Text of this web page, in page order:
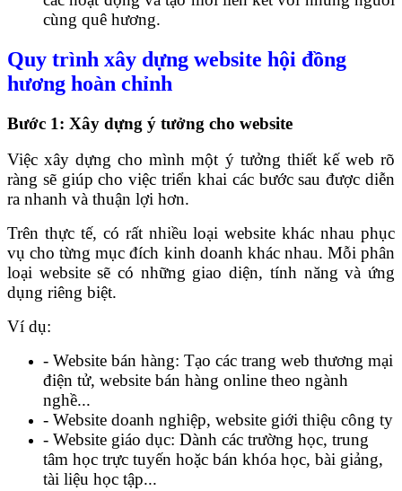
cùng quê hương.
Quy trình xây dựng website hội đồng
hương hoàn chỉnh
Bước 1: Xây dựng ý tưởng cho website
Việc xây dựng cho mình một ý tưởng thiết kế web rõ
ràng sẽ giúp cho việc triển khai các bước sau được diễn
ra nhanh và thuận lợi hơn.
Trên thực tế, có rất nhiều loại website khác nhau phục
vụ cho từng mục đích kinh doanh khác nhau. Mỗi phân
loại website sẽ có những giao diện, tính năng và ứng
dụng riêng biệt.
Ví dụ:
- Website bán hàng: Tạo các trang web thương mại
điện tử, website bán hàng online theo ngành
nghề...
- Website doanh nghiệp, website giới thiệu công ty
- Website giáo dục: Dành các trường học, trung
tâm học trực tuyến hoặc bán khóa học, bài giảng,
tài liệu học tập...